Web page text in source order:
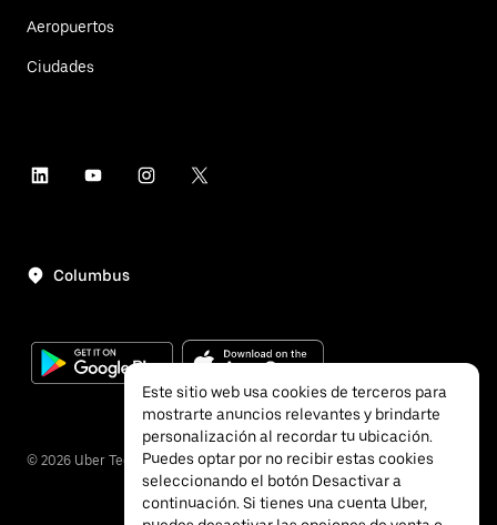
Aeropuertos
Ciudades
Columbus
© 2026 Uber Technologies, Inc.
Este sitio web usa cookies de terceros para
mostrarte anuncios relevantes y brindarte
personalización al recordar tu ubicación.
Puedes optar por no recibir estas cookies
seleccionando el botón Desactivar a
continuación. Si tienes una cuenta Uber,